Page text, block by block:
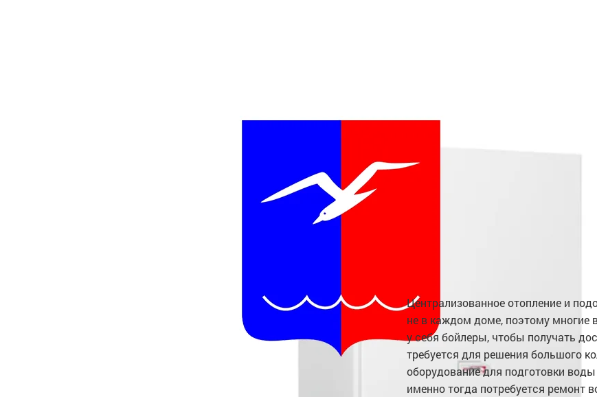
Централизованное отопление и
не в каждом доме, поэтому многие
у себя бойлеры, чтобы получать
требуется для решения большого
оборудование для подготовки
именно тогда потребуется ремонт